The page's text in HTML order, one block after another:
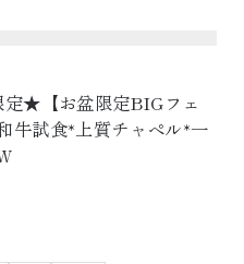
定★【お盆限定BIGフェ
牛試食*上質チャペル*一